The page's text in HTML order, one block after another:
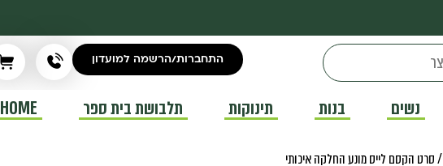
התחברות/הרשמה למועדון
נשים בנות תינוקות תלבושת בית ספר HOME
/ סרט הקסם לייס מונע החלקה איכותי